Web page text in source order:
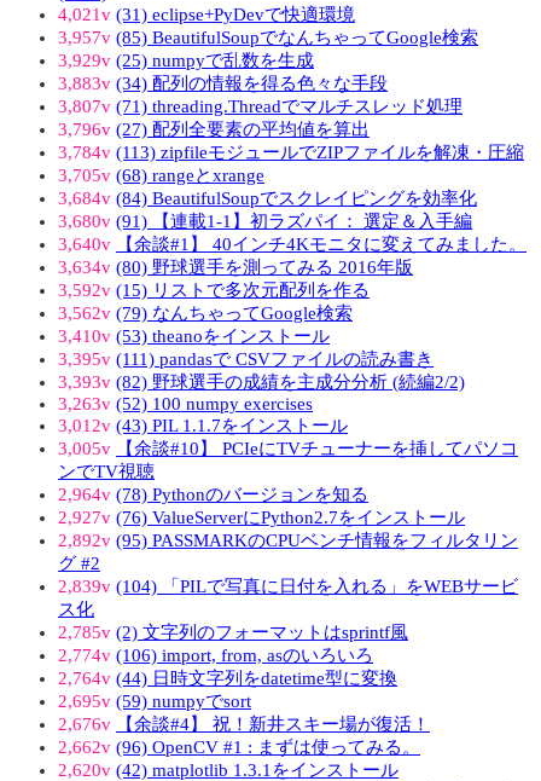
4,021v (31) eclipse+PyDevで快適環境
3,957v (85) BeautifulSoupでなんちゃってGoogle検索
3,929v (25) numpyで乱数を生成
3,883v (34) 配列の情報を得る色々な手段
3,807v (71) threading.Threadでマルチスレッド処理
3,796v (27) 配列全要素の平均値を算出
3,784v (113) zipfileモジュールでZIPファイルを解凍・圧縮
3,705v (68) rangeとxrange
3,684v (84) BeautifulSoupでスクレイピングを効率化
3,680v (91) 【連載1-1】初ラズパイ： 選定＆入手編
3,640v
【余談#1】 40インチ4Kモニタに変えてみました。
3,634v (80) 野球選手を測ってみる 2016年版
3,592v (15) リストで多次元配列を作る
3,562v (79) なんちゃってGoogle検索
3,410v (53) theanoをインストール
3,395v (111) pandasで CSVファイルの読み書き
3,393v (82) 野球選手の成績を主成分分析 (続編2/2)
3,263v (52) 100 numpy exercises
3,012v (43) PIL 1.1.7をインストール
3,005v
【余談#10】 PCIeにTVチューナーを挿してパソコ
ンでTV視聴
2,964v (78) Pythonのバージョンを知る
2,927v (76) ValueServerにPython2.7をインストール
2,892v (95) PASSMARKのCPUベンチ情報をフィルタリン
グ #2
2,839v (104) 「PILで写真に日付を入れる」をWEBサービ
ス化
2,785v (2) 文字列のフォーマットはsprintf風
2,774v (106) import, from, asのいろいろ
2,764v (44) 日時文字列をdatetime型に変換
2,695v (59) numpyでsort
2,676v
【余談#4】 祝！新井スキー場が復活！
2,662v (96) OpenCV #1 : まずは使ってみる。
2,620v (42) matplotlib 1.3.1をインストール